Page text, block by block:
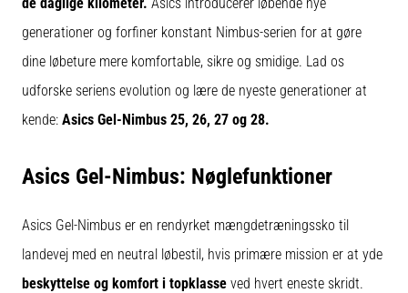
den
korrekt,
bruges
den…
8 min. Læsning
Årsager,
behandling
og
generationer og forfiner konstant Nimbus-serien for at gøre
dine løbeture mere komfortable, sikre og smidige. Lad os
udforske seriens evolution og lære de nyeste generationer at
kende: Asics Gel-Nimbus 25, 26, 27 og 28.
Asics Gel-Nimbus: Nøglefunktioner
Asics Gel-Nimbus er en rendyrket mængdetræningssko til
landevej med en neutral løbestil, hvis primære mission er at yde
beskyttelse og komfort i topklasse ved hvert eneste skridt.